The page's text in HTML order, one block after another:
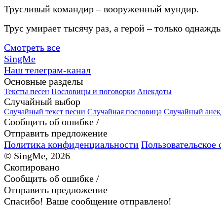
Трусливый командир – вооруженный мундир.
Трус умирает тысячу раз, а герой – только
Смотреть все
SingMe
Наш телеграм-канал
Основные разделы
Тексты песен Пословицы и поговорки Анекдоты
Случайный выбор
Случайный текст песни Случайная пословица Случайный
Сообщить об ошибке /
Отправить предложение
Политика конфиденциальности Пользовательское
© SingMe, 2026
Скопировано
Сообщить об ошибке /
Отправить предложение
Спасибо! Ваше сообщение отправлено!